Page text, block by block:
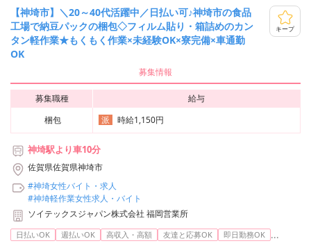
【神埼市】＼20～40代活躍中／日払い可♪神埼市の食品
工場で納豆パックの梱包◇フィルム貼り・箱詰めのカン
タン軽作業★もくもく作業×未経験OK×寮完備×車通勤
OK
キープ
募集情報
募集職種
給与
梱包
派 時給1,150円
神埼駅より車10分
佐賀県佐賀県神埼市
#神埼女性バイト・求人
#神埼軽作業女性求人・バイト
ソイテックスジャパン株式会社 福岡営業所
日払いOK 週払いOK 高収入・高額 友達と応募OK 即日勤務OK ...